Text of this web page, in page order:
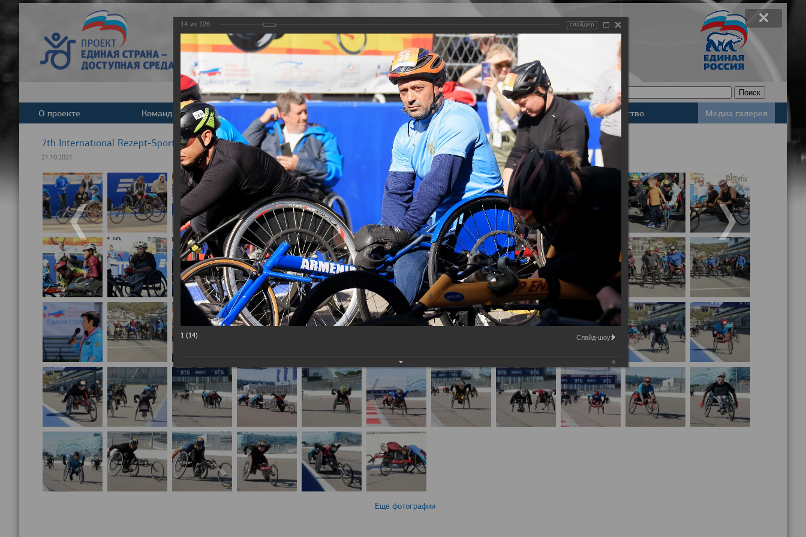
Задать вопрос
Версия для слабовидящих
О проекте Команда Новости Базы данных Законодательство Медиа галерея
7th International Rezept-Sport Wheelchair Half Marathon
21.10.2021
Еще фотографии
14 из 126 слайдер
1 (14) Слайд-шоу: